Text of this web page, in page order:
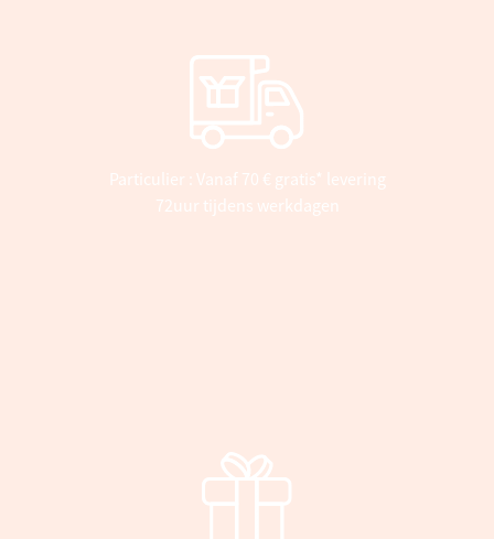
Particulier : Vanaf 70 € gratis* levering
72uur tijdens werkdagen